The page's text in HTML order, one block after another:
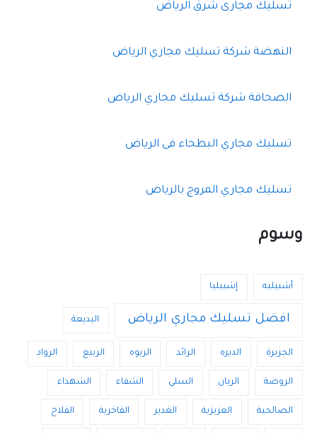
تسليك مجارى شرق الرياض
النهضة شركة تسليك مجاري الرياض
الصحافة شركة تسليك مجاري الرياض
تسليك مجاري البطحاء فى الرياض
تسليك مجاري المروج بالرياض
وسوم
أشبيليه إشبيليا
افضل تسليك مجاري الرياض البديعة
الجزيرة الديره الرائد الربوه الربيع الرواد
الروضة الريان السلي الشفاء الشهداء
الصالحية العزيزية الغدير الفاخرية الفلاح